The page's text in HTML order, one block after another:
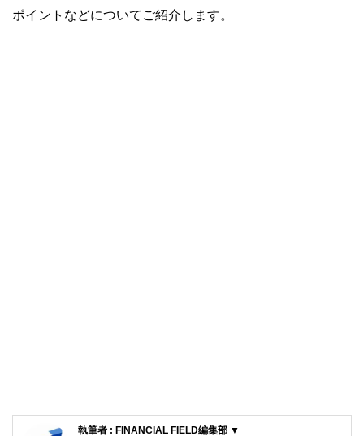
ポイントなどについてご紹介します。
執筆者 : FINANCIAL FIELD編集部 ▼